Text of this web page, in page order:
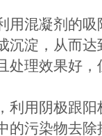
混凝剂的
淀，从而
理效果好，
利用阴极跟阳
污染物去